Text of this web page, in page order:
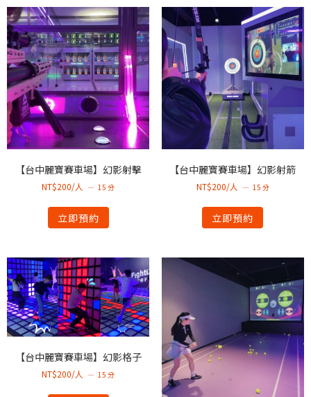
【台中麗寶賽車場】幻影射擊
NT$200/人 15 分
立即預約
【台中麗寶賽車場】幻影射箭
NT$200/人 15 分
立即預約
【台中麗寶賽車場】幻影格子
NT$200/人 15 分